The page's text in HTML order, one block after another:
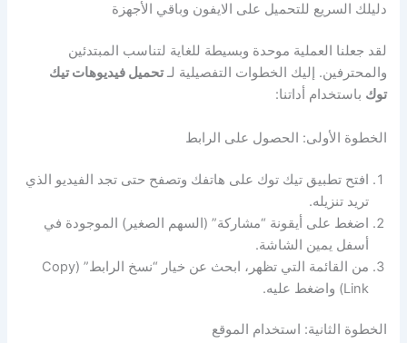
دليلك السريع للتحميل على الايفون وباقي الأجهزة
لقد جعلنا العملية موحدة وبسيطة للغاية لتناسب المبتدئين
والمحترفين. إليك الخطوات التفصيلية لـتحميل فيديوهات تيك
توك باستخدام أداتنا:
الخطوة الأولى: الحصول على الرابط
افتح تطبيق تيك توك على هاتفك وتصفح حتى تجد الفيديو الذي
تريد تنزيله.
اضغط على أيقونة “مشاركة” (السهم الصغير) الموجودة في
أسفل يمين الشاشة.
من القائمة التي تظهر، ابحث عن خيار “نسخ الرابط” (Copy
Link) واضغط عليه.
الخطوة الثانية: استخدام الموقع